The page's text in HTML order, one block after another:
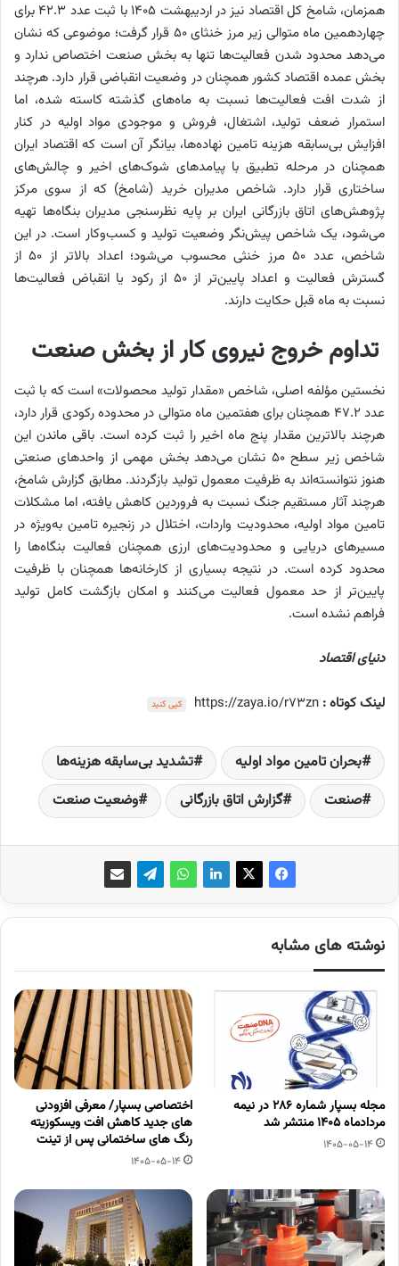
همزمان، شامخ کل اقتصاد نیز در اردیبهشت ۱۴۰۵ با ثبت عدد ۴۲.۳ برای
چهاردهمین ماه متوالی زیر مرز خنثای ۵۰ قرار گرفت؛ موضوعی که نشان
می‌دهد محدود شدن فعالیت‌ها تنها به بخش صنعت اختصاص ندارد و
بخش عمده اقتصاد کشور همچنان در وضعیت انقباضی قرار دارد. هرچند
از شدت افت فعالیت‌ها نسبت به ماه‌های گذشته کاسته شده، اما
استمرار ضعف تولید، اشتغال، فروش و موجودی مواد اولیه در کنار
افزایش بی‌سابقه هزینه تامین نهاده‌ها، بیانگر آن است که اقتصاد ایران
همچنان در مرحله تطبیق با پیامدهای شوک‌های اخیر و چالش‌های
ساختاری قرار دارد. شاخص مدیران خرید (شامخ) که از سوی مرکز
پژوهش‌های اتاق بازرگانی ایران بر پایه نظرسنجی مدیران بنگاه‌ها تهیه
می‌شود، یک شاخص‌ پیش‌نگر وضعیت تولید و کسب‌وکار است. در این
شاخص، عدد ۵۰ مرز خنثی محسوب می‌شود؛ اعداد بالاتر از ۵۰ از
گسترش فعالیت و اعداد پایین‌تر از ۵۰ از رکود یا انقباض فعالیت‌ها
نسبت به ماه قبل حکایت دارند.
تداوم خروج نیروی کار از بخش صنعت
نخستین مؤلفه اصلی، شاخص «مقدار تولید محصولات» است که با ثبت
عدد ۴۷.۲ همچنان برای هفتمین ماه متوالی در محدوده رکودی قرار دارد،
هرچند بالاترین مقدار پنج ماه اخیر را ثبت کرده است. باقی ماندن این
شاخص زیر سطح ۵۰ نشان می‌دهد بخش مهمی از واحدهای صنعتی
هنوز نتوانسته‌اند به ظرفیت معمول تولید بازگردند. مطابق گزارش شامخ،
هرچند آثار مستقیم جنگ نسبت به فروردین کاهش یافته، اما مشکلات
تامین مواد اولیه، محدودیت واردات، اختلال در زنجیره تامین به‌ویژه در
مسیرهای دریایی و محدودیت‌های ارزی همچنان فعالیت بنگاه‌ها را
محدود کرده است. در نتیجه بسیاری از کارخانه‌ها همچنان با ظرفیت
پایین‌تر از حد معمول فعالیت می‌کنند و امکان بازگشت کامل تولید
فراهم نشده است.
دنیای اقتصاد
لینک کوتاه : https://zaya.io/r73zn کپی کنید
بحران تامین مواد اولیه
تشدید بی‌سابقه هزینه‌ها
صنعت
گزارش اتاق بازرگانی وضعیت صنعت
نوشته های مشابه
مجله بسپار شماره 286 در نیمه
مردادماه 1405 منتشر شد
1405-05-14
اختصاصی بسپار/ معرفی افزودنی
های جدید کاهش افت ویسکوزیته
رنگ های ساختمانی پس از تینت
1405-05-14